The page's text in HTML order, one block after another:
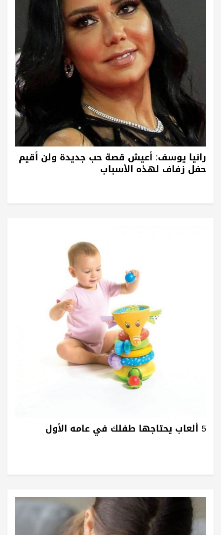
رانيا يوسف: أعيش قصة حب جديدة ولن أقيم
حفل زفاف لهذه الأسباب
5 ألعاب يحتاجها طفلك في عامه الأول